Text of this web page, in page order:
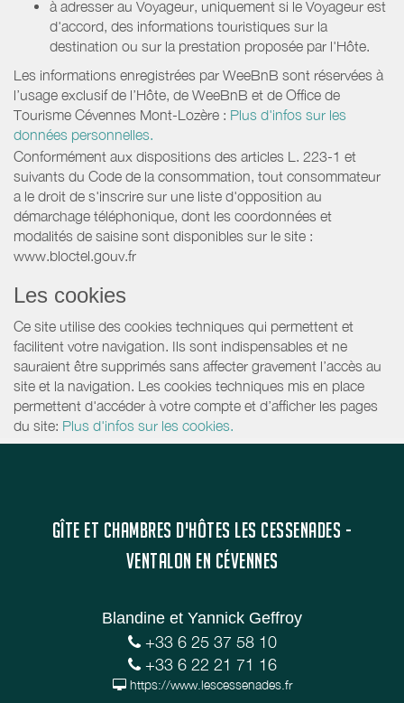
à adresser au Voyageur, uniquement si le Voyageur est
d'accord, des informations touristiques sur la
destination ou sur la prestation proposée par l'Hôte.
Les informations enregistrées par WeeBnB sont réservées à
l’usage exclusif de l’Hôte, de WeeBnB et de Office de
Tourisme Cévennes Mont-Lozère : Plus d'infos sur les
données personnelles.
Conformément aux dispositions des articles L. 223-1 et
suivants du Code de la consommation, tout consommateur
a le droit de s'inscrire sur une liste d'opposition au
démarchage téléphonique, dont les coordonnées et
modalités de saisine sont disponibles sur le site :
www.bloctel.gouv.fr
Les cookies
Ce site utilise des cookies techniques qui permettent et
facilitent votre navigation. Ils sont indispensables et ne
sauraient être supprimés sans affecter gravement l’accès au
site et la navigation. Les cookies techniques mis en place
permettent d'accéder à votre compte et d’afficher les pages
du site: Plus d'infos sur les cookies.
GÎTE ET CHAMBRES D'HÔTES LES CESSENADES -
VENTALON EN CÉVENNES
Blandine et Yannick Geffroy
+33 6 25 37 58 10
+33 6 22 21 71 16
https://www.lescessenades.fr